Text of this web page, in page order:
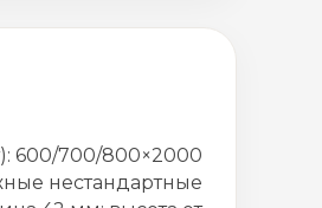
600/700/800×2000
нестандартные